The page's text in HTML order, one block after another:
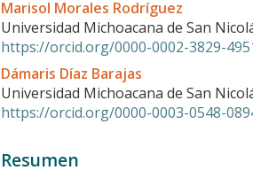
Contenido
principal
del
artículo
Marisol Morales Rodríguez
Universidad Michoacana de San
https://orcid.org/0000-0002-3829-
Dámaris Díaz Barajas
Universidad Michoacana de San
https://orcid.org/0000-0003-0548-
Resumen